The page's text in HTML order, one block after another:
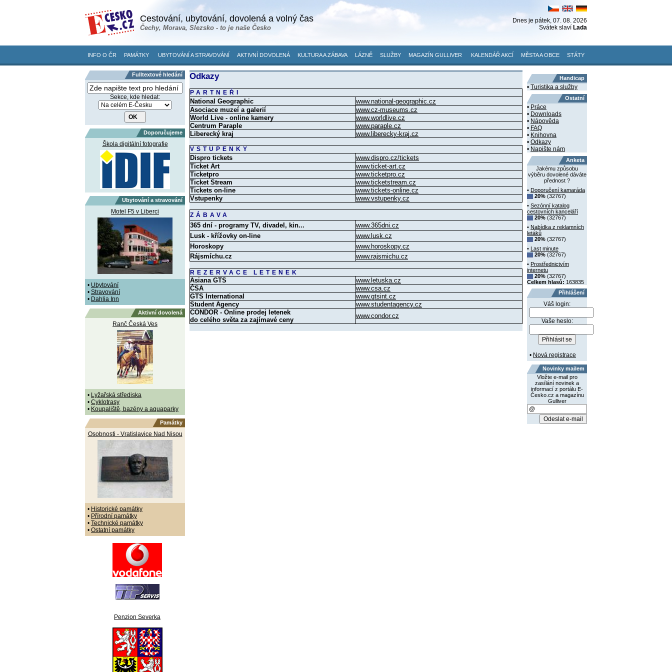
Cestování, ubytování, dovolená a volný čas
Čechy, Morava, Slezsko - to je naše Česko
Dnes je pátek, 07. 08. 2026
Svátek slaví Lada
INFO O ČR PAMÁTKY UBYTOVÁNÍ A STRAVOVÁNÍ AKTIVNÍ DOVOLENÁ KULTURA A ZÁBAVA LÁZNĚ SLUŽBY MAGAZÍN GULLIVER KALENDÁŘ AKCÍ MĚSTA A OBCE STÁTY
Fulltextové hledání
Sekce, kde hledat:
Doporučujeme
Škola digitální fotografie
Ubytování a stravování
Motel F5 v Liberci
• Ubytování
• Stravování
• Dahlia Inn
Aktivní dovolená
Ranč Česká Ves
• Lyžařská střediska
• Cyklotrasy
• Koupaliště, bazény a aquaparky
Památky
Osobnosti - Vratislavice Nad Nisou
• Historické památky
• Přírodní památky
• Technické památky
• Ostatní památky
Penzion Severka
Odkazy
PARTNEŘI
National Geographic
www.national-geographic.cz
Asociace muzeí a galerií
www.cz-museums.cz
World Live - online kamery
www.worldlive.cz
Centrum Paraple
www.paraple.cz
Liberecký kraj
www.liberecky-kraj.cz
VSTUPENKY
Dispro tickets
www.dispro.cz/tickets
Ticket Art
www.ticket-art.cz
Ticketpro
www.ticketpro.cz
Ticket Stream
www.ticketstream.cz
Tickets on-line
www.tickets-online.cz
Vstupenky
www.vstupenky.cz
ZÁBAVA
365 dní - programy TV, divadel, kin...
www.365dni.cz
Lusk - křížovky on-line
www.lusk.cz
Horoskopy
www.horoskopy.cz
Rájsmíchu.cz
www.rajsmichu.cz
REZERVACE LETENEK
Asiana GTS
www.letuska.cz
ČSA
www.csa.cz
GTS International
www.gtsint.cz
Student Agency
www.studentagency.cz
CONDOR - Online prodej letenek
do celého světa za zajímavé ceny
www.condor.cz
Handicap
• Turistika a služby
Ostatní
• Práce
• Downloads
• Nápověda
• FAQ
• Knihovna
• Odkazy
• Napište nám
Anketa
Jakému způsobu
výběru dovolené dáváte
přednost ?
• Doporučení kamaráda
20% (32767)
• Sezónní katalog
cestovních kanceláří
20% (32767)
• Nabídka z reklamních
letáků
20% (32767)
•
Last minute
20% (32767)
• Prostřednictvím
internetu
20% (32767)
Celkem hlasů: 163835
Přihlášení
Váš login:
Vaše heslo:
• Nová registrace
Novinky mailem
Vložte e-mail pro
zasílání novinek a
informací z portálu E-
Česko.cz a magazínu
Gulliver